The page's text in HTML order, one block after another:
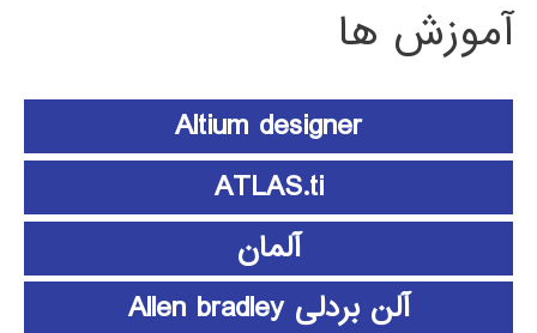
آموزش ها
Altium designer
ATLAS.ti
آلمان
آلن بردلی Allen bradley